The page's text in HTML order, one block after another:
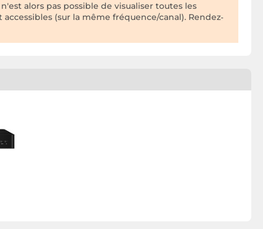
alors pas possible de visualiser toutes les
(sur la même fréquence/canal). Rendez‐